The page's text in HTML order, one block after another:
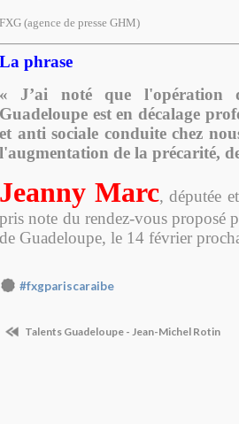
FXG (agence de presse GHM)
La phrase
« J’ai noté que l'opération
Guadeloupe est en décalage
et anti sociale conduite chez
l'augmentation de la précarité,
Jeanny Marc, députée
pris note du rendez-vous proposé
de Guadeloupe, le 14 février
#fxgpariscaraibe
Talents Guadeloupe - Jean-Michel Rotin